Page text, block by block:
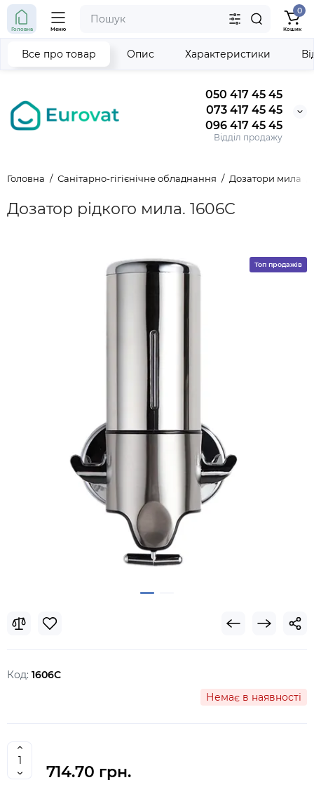
050 417 45 45
073 417 45 45
096 417 45 45
Відділ продажу
Головна Меню
0
Кошик
Головна Санітарно-гігієнічне обладнання Дозатори мила
Дозатор рідкого мила. 1606С
Все про товар Опис Характеристики
Топ продажів
Код: 1606С
Немає в наявності
714.70 грн.